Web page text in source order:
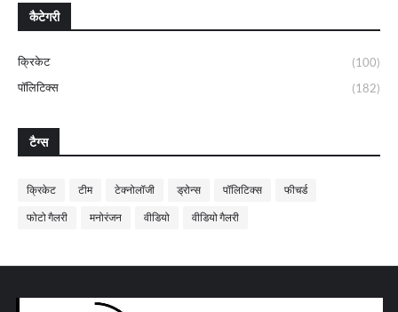
कैटेगरी
क्रिकेट
(100)
पॉलिटिक्स
(182)
टैग्स
क्रिकेट टीम टेक्नोलॉजी ड्रोन्स पॉलिटिक्स फीचर्ड
फोटो गैलरी मनोरंजन वीडियो वीडियो गैलरी